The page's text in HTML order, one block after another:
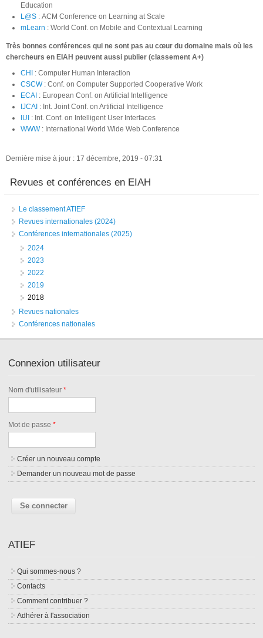
Education
L@S : ACM Conference on Learning at Scale
mLearn : World Conf. on Mobile and Contextual Learning
Très bonnes conférences qui ne sont pas au cœur du domaine mais où les
chercheurs en EIAH peuvent aussi publier (classement A+)
CHI : Computer Human Interaction
CSCW: Conf. on Computer Supported Cooperative Work
ECAI : European Conf. on Artificial Intelligence
IJCAI : Int. Joint Conf. on Artificial Intelligence
IUI : Int. Conf. on Intelligent User Interfaces
WWW: International World Wide Web Conference
Dernière mise à jour : 17 décembre, 2019 - 07:31
Revues et conférences en EIAH
Le classement ATIEF
Revues internationales (2024)
Conférences internationales (2025)
2024
2023
2022
2019
2018
Revues nationales
Conférences nationales
Connexion utilisateur
Nom d'utilisateur*
Mot de passe*
Créer un nouveau compte
Demander un nouveau mot de passe
ATIEF
Qui sommes-nous ?
Contacts
Comment contribuer ?
Adhérer à l'association